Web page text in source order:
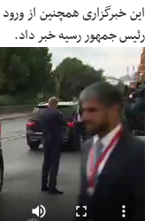
این خبرگزاری همچنین از ورود
رئیس جمهور رسیه خبر داد.